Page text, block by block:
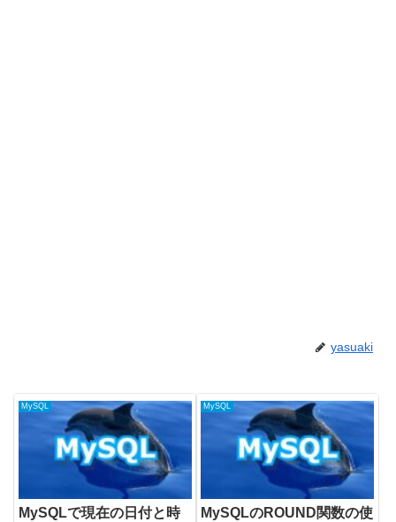
yasuaki
MySQL
MySQLで現在の日付と時
MySQL
MySQLのROUND関数の使